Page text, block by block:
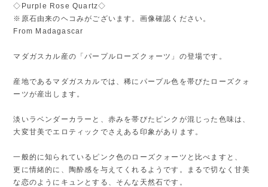
◇Purple Rose Quartz◇
※原石由来のヘコみがございます。画像確認ください。
From Madagascar
マダガスカル産の「パープルローズクォーツ」の登場です。
産地であるマダガスカルでは、稀にパープル色を帯びたローズクォ
ーツが産出します。
淡いラベンダーカラーと、赤みを帯びたピンクが混じった色味は、
大変甘美でエロティックでさえある印象があります。
一般的に知られているピンク色のローズクォーツと比べますと、
更に情緒的に、陶酔感を与えてくれるようです。まるで切なく甘美
な恋のようにキュンとする、そんな天然石です。